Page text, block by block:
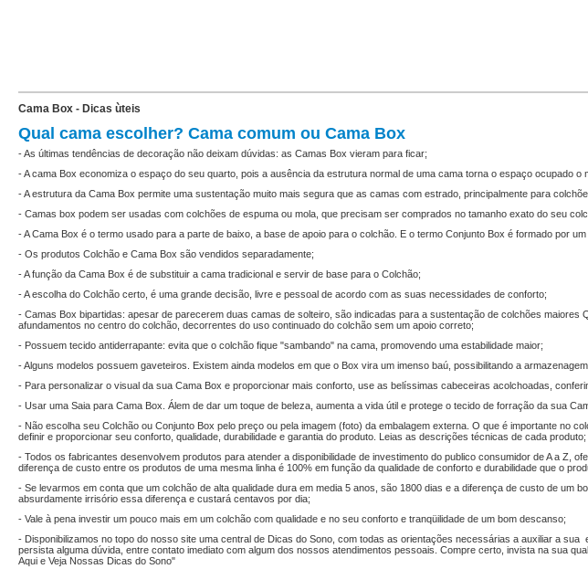
Cama Box - Dicas ùteis
Qual cama escolher? Cama comum ou Cama Box
- As últimas tendências de decoração não deixam dúvidas: as Camas Box vieram para ficar;
- A cama Box economiza o espaço do seu quarto, pois a ausência da estrutura normal de uma cama torna o espaço ocupado o
- A estrutura da Cama Box permite uma sustentação muito mais segura que as camas com estrado, principalmente para
- Camas box podem ser usadas com colchões de espuma ou mola, que precisam ser comprados no tamanho exato do seu
- A Cama Box é o termo usado para a parte de baixo, a base de apoio para o colchão. E o termo Conjunto Box é formado por
- Os produtos Colchão e Cama Box são vendidos separadamente;
- A função da Cama Box é de substituir a cama tradicional e servir de base para o Colchão;
- A escolha do Colchão certo, é uma grande decisão, livre e pessoal de acordo com as suas necessidades de conforto;
- Camas Box bipartidas: apesar de parecerem duas camas de solteiro, são indicadas para a sustentação de colchões maiores
afundamentos no centro do colchão, decorrentes do uso continuado do colchão sem um apoio correto;
- Possuem tecido antiderrapante: evita que o colchão fique "sambando" na cama, promovendo uma estabilidade maior;
- Alguns modelos possuem gaveteiros. Existem ainda modelos em que o Box vira um imenso baú, possibilitando a
- Para personalizar o visual da sua Cama Box e proporcionar mais conforto, use as belíssimas cabeceiras acolchoadas,
- Usar uma Saia para Cama Box. Álem de dar um toque de beleza, aumenta a vida útil e protege o tecido de forração da sua
- Não escolha seu Colchão ou Conjunto Box pelo preço ou pela imagem (foto) da embalagem externa. O que é importante no
definir e proporcionar seu conforto, qualidade, durabilidade e garantia do produto. Leias as descrições técnicas de cada produto;
- Todos os fabricantes desenvolvem produtos para atender a disponibilidade de investimento do publico consumidor de A a Z,
diferença de custo entre os produtos de uma mesma linha é 100% em função da qualidade de conforto e durabilidade que o
- Se levarmos em conta que um colchão de alta qualidade dura em media 5 anos, são 1800 dias e a diferença de custo de um
absurdamente irrisório essa diferença e custará centavos por dia;
- Vale à pena investir um pouco mais em um colchão com qualidade e no seu conforto e tranqüilidade de um bom descanso;
- Disponibilizamos no topo do nosso site uma central de Dicas do Sono, com todas as orientações necessárias a auxiliar a
persista alguma dúvida, entre contato imediato com algum dos nossos atendimentos pessoais. Compre certo, invista na sua
Aqui e Veja Nossas Dicas do Sono"